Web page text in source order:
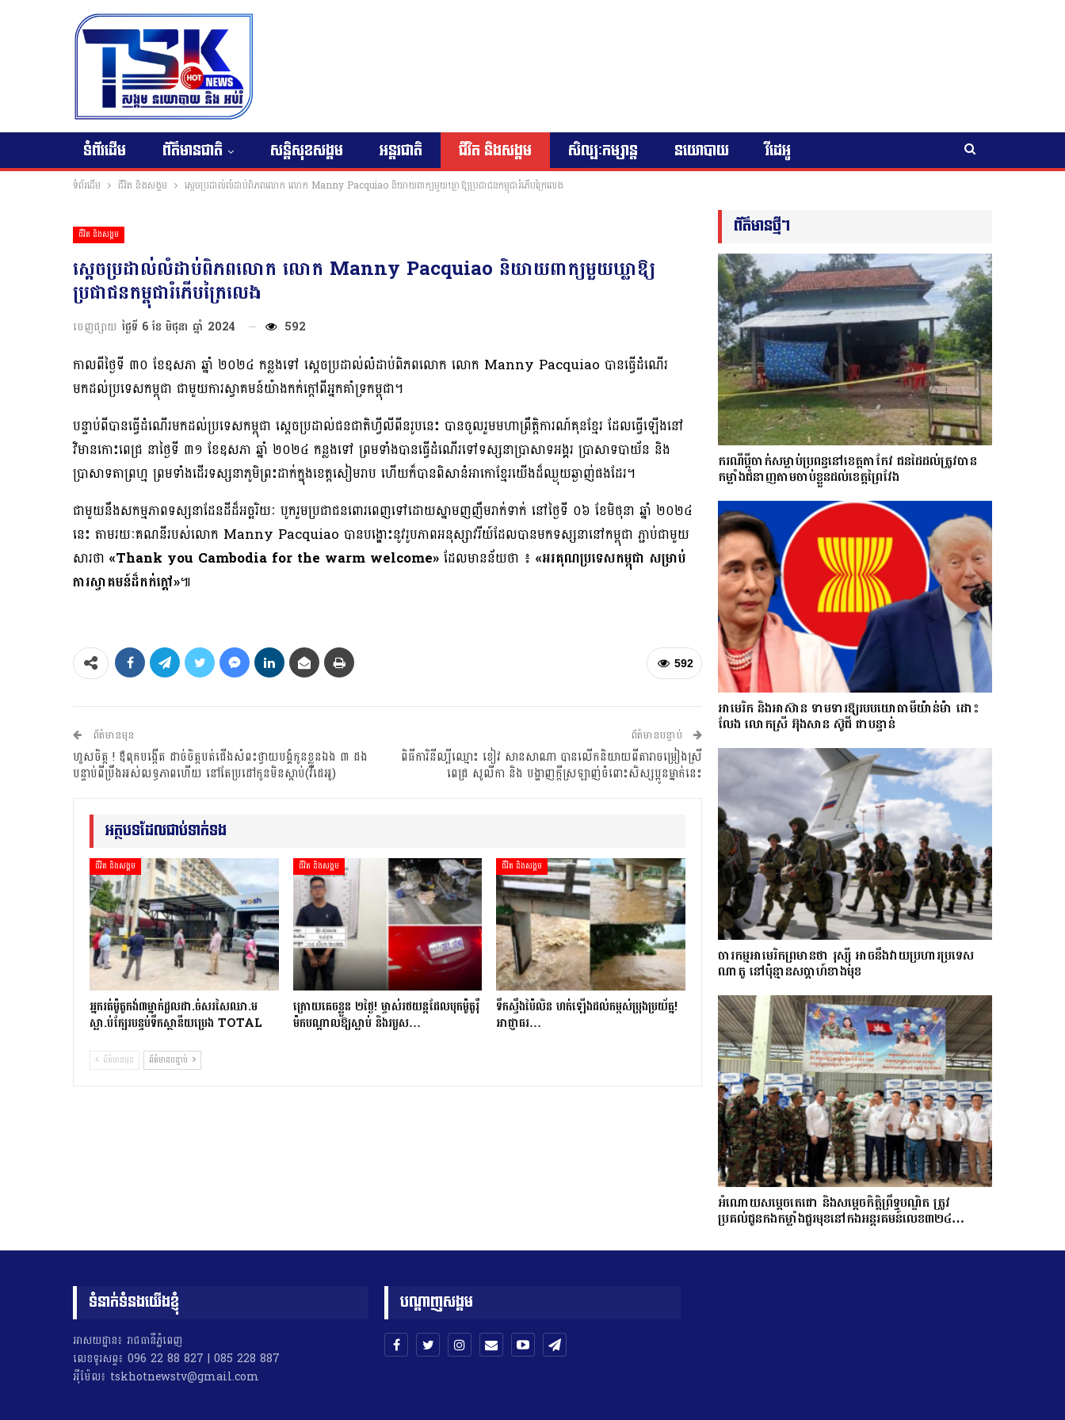
ទំព័រដើម ព័ត៌មានជាតិ សន្តិសុខសង្គម អន្តរជាតិ ជីវិត និងសង្គម សិល្បៈកម្សាន្ត នយោបាយ វីដេអូ
ទំព័រដើម ជីវិត និងសង្គម ស្តេចប្រដាល់លំដាប់ពិភពលោក លោក Manny Pacquiao និយាយពាក្យមួយឃ្លាឱ្យប្រជាជនកម្ពុជារំភើបក្រៃលេង
ជីវិត និងសង្គម
ស្តេចប្រដាល់លំដាប់ពិភពលោក លោក Manny Pacquiao និយាយពាក្យមួយឃ្លាឱ្យ
ប្រជាជនកម្ពុជារំភើបក្រៃលេង
ចេញផ្សាយ ថ្ងៃទី 6 ខែ មិថុនា ឆ្នាំ 2024 592
កាលពីថ្ងៃទី ៣០ ខែឧសភា ឆ្នាំ ២០២៤ កន្លងទៅ ស្តេចប្រដាល់លំដាប់ពិភពលោក លោក Manny Pacquiao បានធ្វើដំណើរ
មកដល់ប្រទេសកម្ពុជា ជាមួយការស្វាគមន៍យ៉ាងកក់ក្តៅពីអ្នកគាំទ្រកម្ពុជា។
បន្ទាប់ពីបានធ្វើដំណើរមកដល់ប្រទេសកម្ពុជា ស្ដេចប្រដាល់ជនជាតិហ្វីលីពីនរូបនេះ បានចូលរួមមហាព្រឹត្តិការណ៍គុនខ្មែរ ដែលធ្វើឡើងនៅ
វិមានកោះពេជ្រ នាថ្ងៃទី ៣១ ខែឧសភា ឆ្នាំ ២០២៤ កន្លងទៅ ព្រមទាំងបានធ្វើដំណើរទៅទស្សនាប្រាសាទអង្គរ ប្រាសាទបាយ័ន និង
ប្រាសាទតាព្រហ្ម ព្រមទាំងដើរទស្សនាភូមិព្រះដាក់ក្នុងខេត្តសៀមរាប ហើយក៏បានពិសានំអាកោខ្មែរយើងដ៏ឈ្ងុយឆ្ងាញ់ផងដែរ។
ជាមួយនឹងសកម្មភាពទស្សនាដែនដីដ៏អច្ឆរិយៈ បូករួមប្រជាជនពោរពេញទៅដោយស្នាមញញឹមរាក់ទាក់ នៅថ្ងៃទី ០៦ ខែមិថុនា ឆ្នាំ ២០២៤
នេះ តាមរយៈគណនីរបស់លោក Manny Pacquiao បានបង្ហោះនូវរូបភាពអនុស្សាវរីយ៍ដែលបានមកទស្សនានៅកម្ពុជា ភ្ជាប់ជាមួយ
សារថា «Thank you Cambodia for the warm welcome»ដែលមានន័យថា ៖ «អរគុណប្រទេសកម្ពុជា សម្រាប់
ការស្វាគមន៍ដ៏កក់ក្ដៅ»៕
592
ព័ត៌មានមុន
ហួសចិត្ត ! ឪពុកបង្កើត ដាច់ចិត្តបត់ជើងសំពះថ្វាយបង្គំកូនខ្លួនឯង ៣ ដង
បន្ទាប់ពីប្រឹងអស់លទ្ធភាពហើយ នៅតែប្រដៅកូនមិនស្ដាប់​(វីដេអូ)
ព័ត៌មានបន្ទាប់
ពិធីការិនីល្បីឈ្មោះ ខៀវ សានសាណា បានលើកនិយាយពីតារាចម្រៀងស្រី
ពេជ្រ សូលីកា និង បង្ហាញក្ដីស្រឡាញ់ចំពោះសិស្សប្អូនម្នាក់នេះ
អត្ថបទដែលជាប់ទាក់ទង
ជីវិត និងសង្គម
អ្នក​រត់​ម៉ូតូកង់៣​​ម្នាក់​ដួល​ដា.ច់​សរសៃឈា.ម​
ស្លា.ប់​ក្បែរ​បន្ទប់ទឹក​ស្ថានីយ​ប្រេង ​TOTAL
ជីវិត និងសង្គម
ក្រោយ​គេចខ្លួន ២​ថ្ងៃ​! ម្ចាស់​រថយន្ត​ដែល​បុក​ម៉ូតូ​រ៉ឺ​
ម៉ក​បណ្តាល​ឱ្យ​ស្លាប់ និង​របួស…
ជីវិត និងសង្គម
ទឹកស្ទឹងប៉ៃលិន ហក់ឡើងដល់កម្ពស់ប្រុងប្រយ័ត្ន!
អាជ្ញាធរ…
ព័ត៌មានមុន ព័ត៌មានបន្ទាប់
ព័ត៌មានថ្មីៗ
ករណីប្ដីចាក់សម្លាប់ប្រពន្ធនៅខេត្តតាកែវ ជនដៃដល់ត្រូវបាន
កម្លាំងជំនាញតាមចាប់ខ្លួនដល់ខេត្តព្រៃវែង
អាមេរិក និងអាស៊ាន ទាមទារឱ្យ​របបយោធាមីយ៉ាន់ម៉ា​ ដោះ​
លែង​ លោកស្រី អ៊ុងសាន ស៊ូជី ជា​បន្ទាន់
ចារកម្ម​អាមេរិក​ព្រមាន​ថា​ រុស្ស៊ី​ អាចនឹងវាយប្រហារប្រទេស​​
ណា​តូ ​នៅ​ប៉ុន្មាន​សប្តាហ៍​​ខាង​មុខ​​
អំណោយសម្តេចតេជោ និងសម្តេចកិត្តិព្រឹទ្ធបណ្ឌិត ត្រូវ
ប្រគល់ជូនកងកម្លាំងជួរមុខនៅកងអន្តរគមន៍លេខ៣២៤…
ទំនាក់ទំនងយើងខ្ញុំ
អាសយដ្ឋាន៖ រាជធានីភ្នំពេញ
លេខទូរសព្ទ៖ 096 22 88 827 | 085 228 887
អុីម៉ែល៖ tskhotnewstv@gmail.com
បណ្តាញសង្គម